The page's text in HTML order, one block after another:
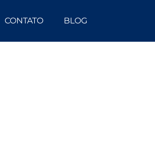
CONTATO BLOG